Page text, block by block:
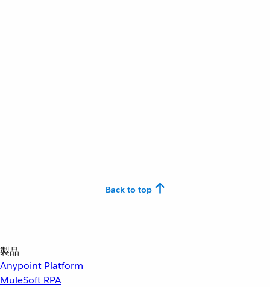
Back to top
製品
Anypoint Platform
MuleSoft RPA